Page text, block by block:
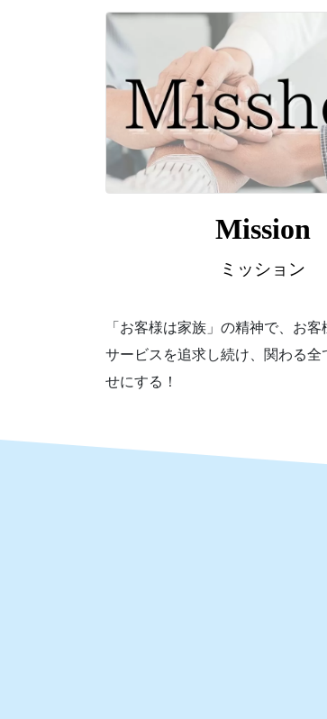
Mission
ミッション
「お客様は家族」の精神で、お客
サービスを追求し続け、関わる全
せにする！